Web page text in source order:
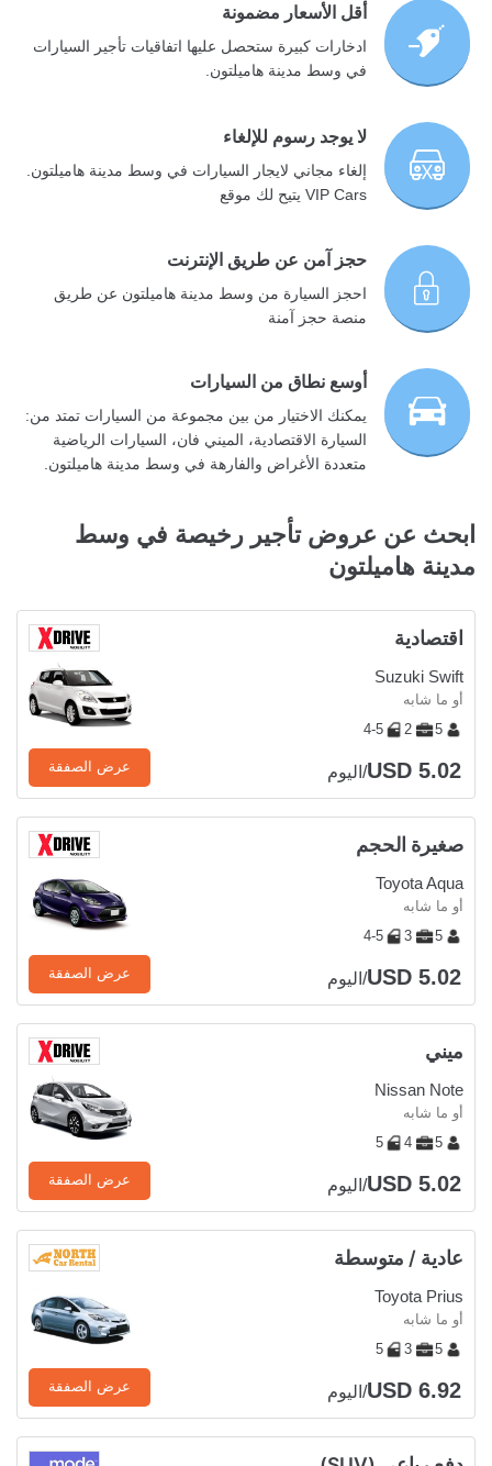
أقل الأسعار مضمونة
ادخارات كبيرة ستحصل عليها اتفاقيات تأجير السيارات
في وسط مدينة هاميلتون.
لا يوجد رسوم للإلغاء
إلغاء مجاني لايجار السيارات في وسط مدينة هاميلتون.
VIP Cars يتيح لك موقع
حجز آمن عن طريق الإنترنت
احجز السيارة من وسط مدينة هاميلتون عن طريق
منصة حجز آمنة
أوسع نطاق من السيارات
يمكنك الاختيار من بين مجموعة من السيارات تمتد من:
السيارة الاقتصادية، الميني فان، السيارات الرياضية
متعددة الأغراض والفارهة في وسط مدينة هاميلتون.
ابحث عن عروض تأجير رخيصة في وسط
مدينة هاميلتون
اقتصادية
Suzuki Swift
أو ما شابه
5
2
4-5
USD 5.02/اليوم عرض الصفقة
صغيرة الحجم
Toyota Aqua
أو ما شابه
5
3
4-5
USD 5.02/اليوم عرض الصفقة
ميني
Nissan Note
أو ما شابه
5
4
5
USD 5.02/اليوم عرض الصفقة
عادية / متوسطة
Toyota Prius
أو ما شابه
5
3
5
USD 6.92/اليوم عرض الصفقة